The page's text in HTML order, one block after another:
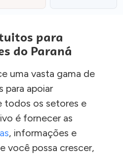
para
do Paraná
uma vasta gama de
apoiar
todos os setores e
é fornecer as
, informações e
você possa crescer,